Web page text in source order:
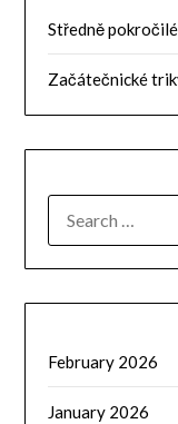
Středně
Začátečnické
FOR:
February 2026
January 2026